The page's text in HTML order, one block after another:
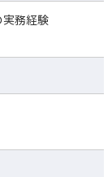
務経験